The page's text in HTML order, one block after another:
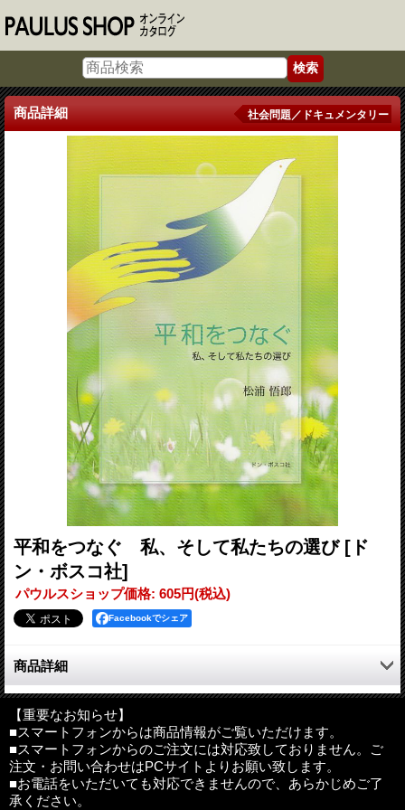
商品詳細 社会問題／ドキュメンタリー
平和をつなぐ 私、そして私たちの選び [ド
ン・ボスコ社]
パウルスショップ価格: 605円(税込)
Facebookでシェア
商品詳細
宗教者という立場から平和を訴え続けてきた松浦悟郎司教が、普
遍的な価値である人間の尊厳や互いを大切にし合う関係の実現と
いう視点から現代社会を見つめ、平和の実現のために今、私たち
一人ひとりが何をすべきなのかを説く。
●目次
【重要なお知らせ】
■スマートフォンからは商品情報がご覧いただけます。
■スマートフォンからのご注文には対応致しておりません。ご
注文・お問い合わせはPCサイトよりお願い致します。
■お電話をいただいても対応できませんので、あらかじめご了
承ください。